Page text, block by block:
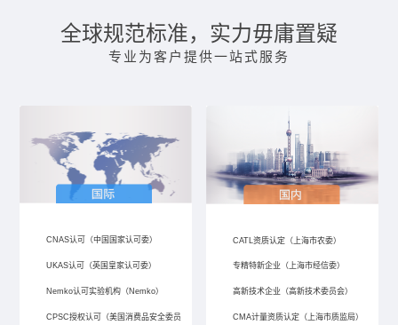
全球规范标准，实力毋庸置疑
专业为客户提供一站式服务
CNAS认可（中国国家认可委）
UKAS认可（英国皇家认可委）
Nemko认可实验机构（Nemko）
CPSC授权认可（美国消费品安全委员
CATL资质认定（上海市农委）
专精特新企业（上海市经信委）
高新技术企业（高新技术委员会）
CMA计量资质认定（上海市质监局）